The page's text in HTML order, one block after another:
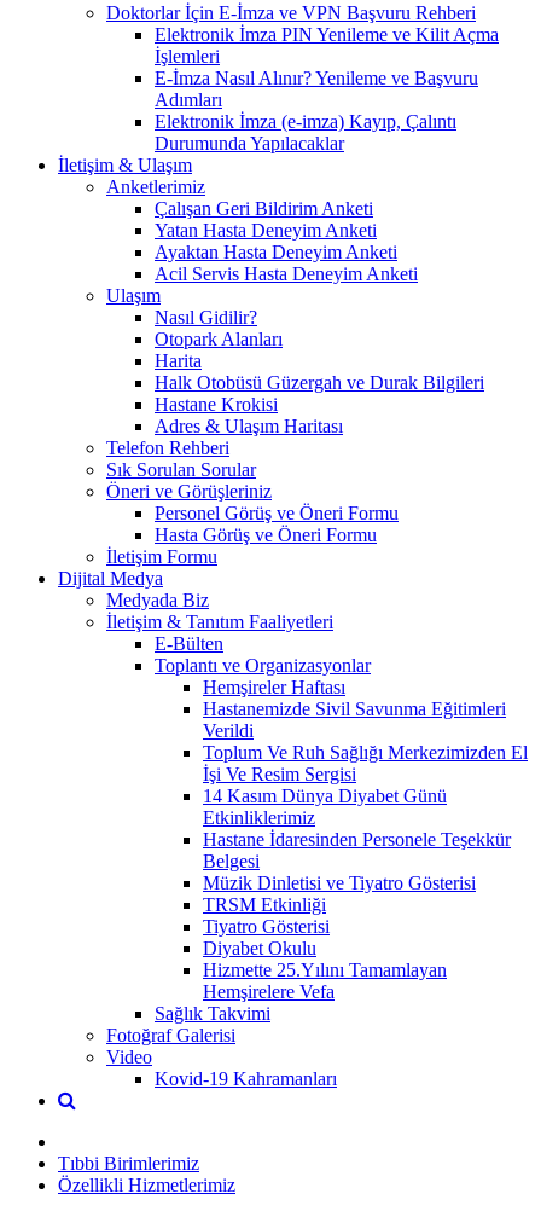
Doktorlar İçin E-İmza ve VPN Başvuru Rehberi
Elektronik İmza PIN Yenileme ve Kilit Açma
İşlemleri
E-İmza Nasıl Alınır? Yenileme ve Başvuru
Adımları
Elektronik İmza (e-imza) Kayıp, Çalıntı
Durumunda Yapılacaklar
İletişim & Ulaşım
Anketlerimiz
Çalışan Geri Bildirim Anketi
Yatan Hasta Deneyim Anketi
Ayaktan Hasta Deneyim Anketi
Acil Servis Hasta Deneyim Anketi
Ulaşım
Nasıl Gidilir?
Otopark Alanları
Harita
Halk Otobüsü Güzergah ve Durak Bilgileri
Hastane Krokisi
Adres & Ulaşım Haritası
Telefon Rehberi
Sık Sorulan Sorular
Öneri ve Görüşleriniz
Personel Görüş ve Öneri Formu
Hasta Görüş ve Öneri Formu
İletişim Formu
Dijital Medya
Medyada Biz
İletişim & Tanıtım Faaliyetleri
E-Bülten
Toplantı ve Organizasyonlar
Hemşireler Haftası
Hastanemizde Sivil Savunma Eğitimleri
Verildi
Toplum Ve Ruh Sağlığı Merkezimizden El
İşi Ve Resim Sergisi
14 Kasım Dünya Diyabet Günü
Etkinliklerimiz
Hastane İdaresinden Personele Teşekkür
Belgesi
Müzik Dinletisi ve Tiyatro Gösterisi
TRSM Etkinliği
Tiyatro Gösterisi
Diyabet Okulu
Hizmette 25.Yılını Tamamlayan
Hemşirelere Vefa
Sağlık Takvimi
Fotoğraf Galerisi
Video
Kovid-19 Kahramanları
Tıbbi Birimlerimiz
Özellikli Hizmetlerimiz